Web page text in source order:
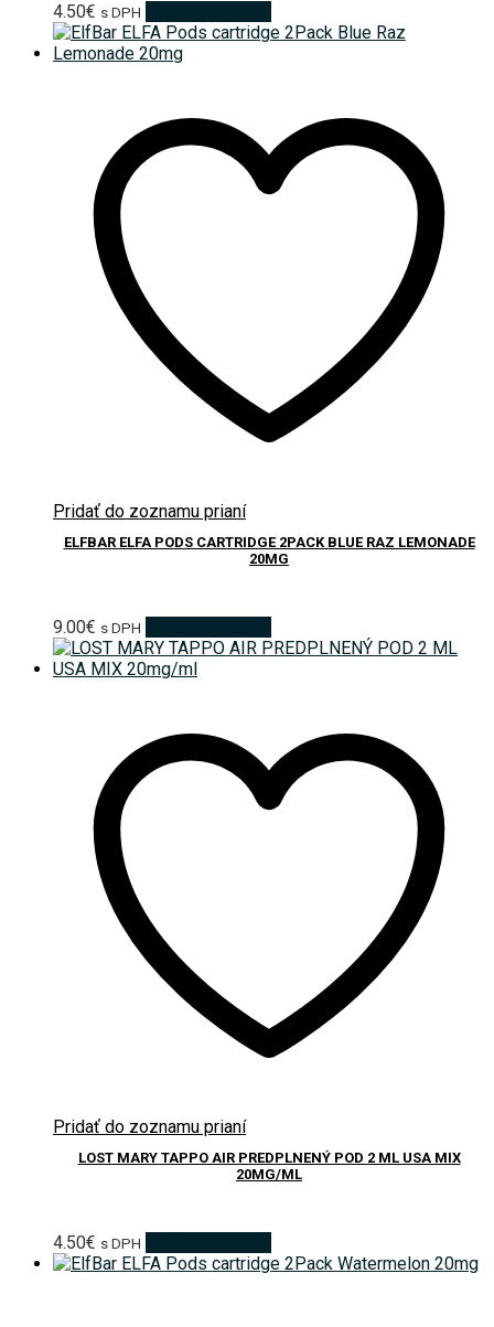
4.50€ s DPH
Pridať do zoznamu prianí
ELFBAR ELFA PODS CARTRIDGE 2PACK BLUE RAZ LEMONADE
20MG
9.00€ s DPH
Pridať do zoznamu prianí
LOST MARY TAPPO AIR PREDPLNENÝ POD 2 ML USA MIX
20MG/ML
4.50€ s DPH